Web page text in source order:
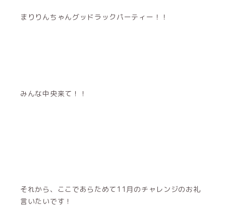
まりりんちゃんグッドラックパーティー！！
みんな中央来て！！
それから、ここであらためて11月のチャレンジのお礼
言いたいです！